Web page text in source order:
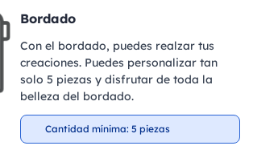
Bordado
Con el bordado, puedes realzar tus
creaciones. Puedes personalizar tan
solo 5 piezas y disfrutar de toda la
belleza del bordado.
Cantidad mínima: 5 piezas